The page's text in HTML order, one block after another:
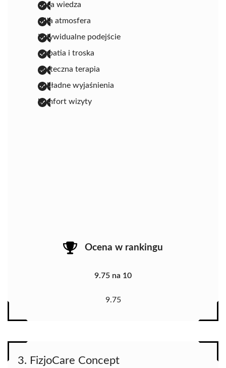
duża wiedza
miła atmosfera
indywidualne podejście
empatia i troska
skuteczna terapia
dokładne wyjaśnienia
komfort wizyty
Ocena w rankingu
9.75 na 10
9.75
3. FizjoCare Concept